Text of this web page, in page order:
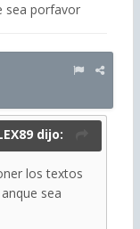
sea porfavor
dijo:
los textos
sea